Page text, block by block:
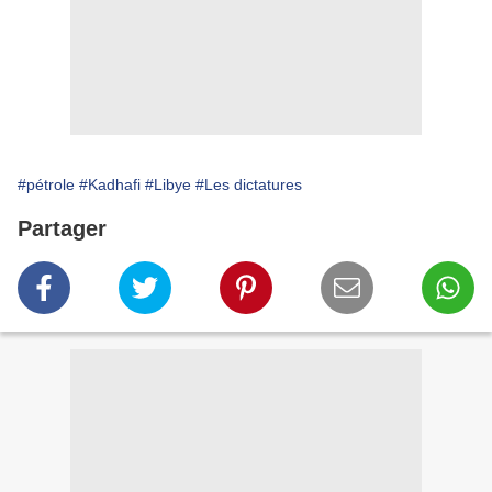
#pétrole #Kadhafi #Libye #Les dictatures
Partager